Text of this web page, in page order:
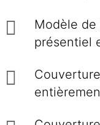
Modèle
présentiel